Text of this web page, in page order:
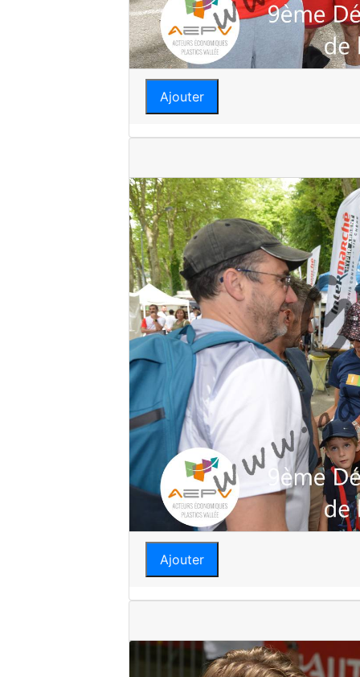
Ajouter
Ajouter